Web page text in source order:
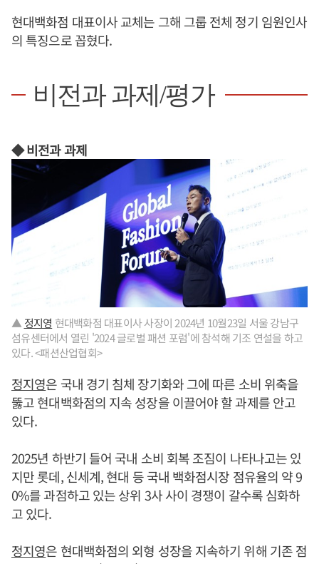
현대백화점 대표이사 교체는 그해 그룹 전체 정기 임원인사
의 특징으로 꼽혔다.
비전과 과제/평가
◆ 비전과 과제
▲ 정지영 현대백화점 대표이사 사장이 2024년 10월23일 서울 강남구
섬유센터에서 열린 '2024 글로벌 패션 포럼'에 참석해 기조 연설을 하고
있다. <패션산업협회>
정지영은 국내 경기 침체 장기화와 그에 따른 소비 위축을
뚫고 현대백화점의 지속 성장을 이끌어야 할 과제를 안고
있다.
2025년 하반기 들어 국내 소비 회복 조짐이 나타나고는 있
지만 롯데, 신세계, 현대 등 국내 백화점시장 점유율의 약 9
0%를 과점하고 있는 상위 3사 사이 경쟁이 갈수록 심화하
고 있다.
정지영은 현대백화점의 외형 성장을 지속하기 위해 기존 점